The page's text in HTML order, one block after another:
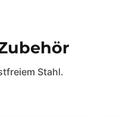
Stahl.